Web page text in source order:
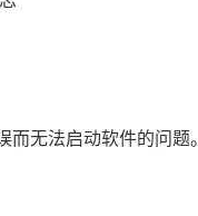
无法启动软件的问题。